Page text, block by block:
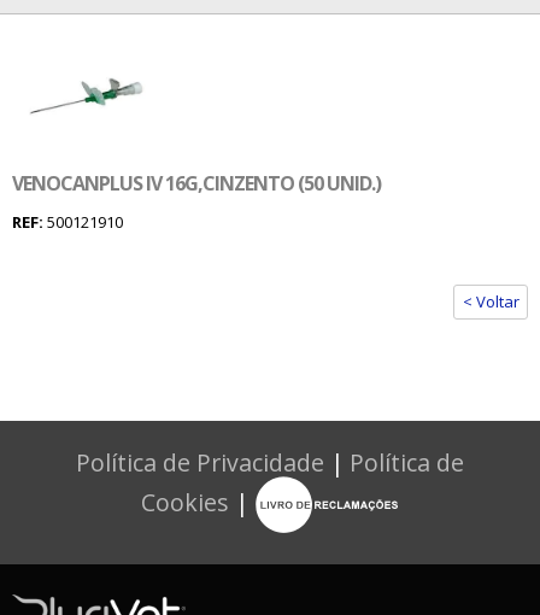
VENOCANPLUS IV 16G,CINZENTO (50 UNID.)
REF: 500121910
< Voltar
Política de Privacidade | Política de
Cookies |